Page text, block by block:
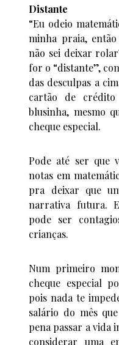
Distante
“Eu odeio
minha praia,
não sei deixar
for o “distante”,
das desculpas a
cartão de
blusinha, mesmo
cheque especial.
Pode até ser que
notas em
pra deixar que
narrativa futura.
pode ser
crianças.
Num primeiro
cheque especial
pois nada te
salário do mês
pena passar a vida
considerar uma